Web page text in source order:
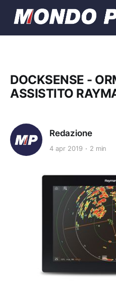
DOCKSENSE -
ASSISTITO
Redazione
4 apr 2019 2 min